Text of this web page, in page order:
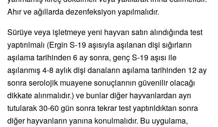
Ahır ve ağıllarda dezenfeksiyon yapılmalıdır.
Sürüye veya işletmeye yeni hayvan satın alındığında test
yaptırılmalı (Ergin S-19 aşısıyla aşılanan dişi sığırların
aşılama tarihinden 6 ay sonra, genç S-19 aşısı ile
aşılanmış 4-8 aylık dişi danaların aşılama tarihinden 12 ay
sonra serolojik muayene sonuçlarının güvenilir olacağı
dikkate alınmalıdır.) ve bunlar diğer hayvanlardan ayrı
tutularak 30-60 gün sonra tekrar test yaptırıldıktan sonra
diğer hayvanların yanına konulmalıdır. Bu uygulama,